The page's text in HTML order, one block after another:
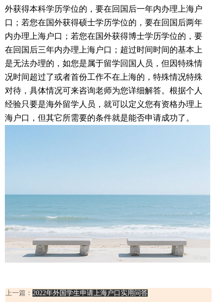
外获得本科学历学位的，要在回国后一年内办理上海户
口；若您在国外获得硕士学历学位的，要在回国后两年
内办理上海户口；若您在国外获得博士学历学位的，要
在回国后三年内办理上海户口；超过时间时间的基本上
是无法办理的，如您是属于留学回国人员，但因特殊情
况时间超过了或者首份工作不在上海的，特殊情况特殊
对待，具体情况可来咨询老师为您详细解答。根据个人
经验只要是海外留学人员，就可以定义您有资格办理上
海户口，但其它所需要的条件就是能否申请成功了。
上一篇： 2022年外国学生申请上海户口实用问答